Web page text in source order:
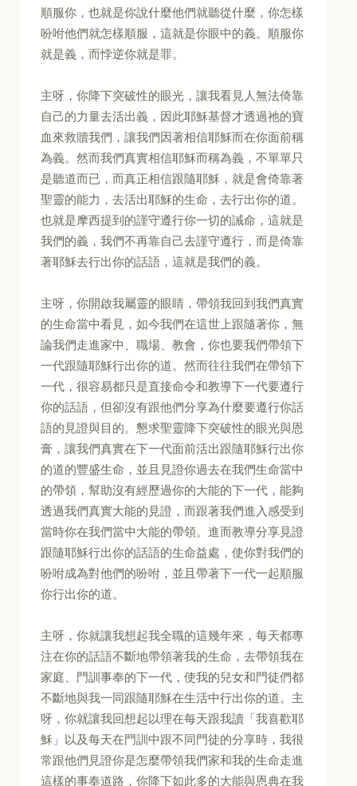
順服你，也就是你說什麼他們就聽從什麼，你怎樣
吩咐他們就怎樣順服，這就是你眼中的義。順服你
就是義，而悖逆你就是罪。
主呀，你降下突破性的眼光，讓我看見人無法倚靠
自己的力量去活出義，因此耶穌基督才透過祂的寶
血來救贖我們，讓我們因著相信耶穌而在你面前稱
為義。然而我們真實相信耶穌而稱為義，不單單只
是聽道而已，而真正相信跟隨耶穌，就是會倚靠著
聖靈的能力，去活出耶穌的生命，去行出你的道。
也就是摩西提到的謹守遵行你一切的誡命，這就是
我們的義，我們不再靠自己去謹守遵行，而是倚靠
著耶穌去行出你的話語，這就是我們的義。
主呀，你開啟我屬靈的眼睛，帶領我回到我們真實
的生命當中看見，如今我們在這世上跟隨著你，無
論我們走進家中、職場、教會，你也要我們帶領下
一代跟隨耶穌行出你的道。然而往往我們在帶領下
一代，很容易都只是直接命令和教導下一代要遵行
你的話語，但卻沒有跟他們分享為什麼要遵行你話
語的見證與目的。懇求聖靈降下突破性的眼光與恩
膏，讓我們真實在下一代面前活出跟隨耶穌行出你
的道的豐盛生命，並且見證你過去在我們生命當中
的帶領，幫助沒有經歷過你的大能的下一代，能夠
透過我們真實大能的見證，而跟著我們進入感受到
當時你在我們當中大能的帶領。進而教導分享見證
跟隨耶穌行出你的話語的生命益處，使你對我們的
吩咐成為對他們的吩咐，並且帶著下一代一起順服
你行出你的道。
主呀，你就讓我想起我全職的這幾年來，每天都專
注在你的話語不斷地帶領著我的生命，去帶領我在
家庭、門訓事奉的下一代，使我的兒女和門徒們都
不斷地與我一同跟隨耶穌在生活中行出你的道。主
呀，你就讓我回想起以理在每天跟我讀「我喜歡耶
穌」以及每天在門訓中跟不同門徒的分享時，我很
常跟他們見證你是怎麼帶領我們家和我的生命走進
這樣的事奉道路，你降下如此多的大能與恩典在我